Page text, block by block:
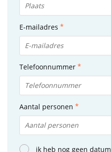
E-mailadres
Telefoonnummer
Aantal personen
ik heb nog geen datum